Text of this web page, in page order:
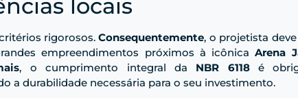
locais
rigorosos.Consequentemente, o projetista
empreendimentos próximos à icônicaArena
, o cumprimento integral da NBR 6118é
a durabilidade necessária para o seu investimento.